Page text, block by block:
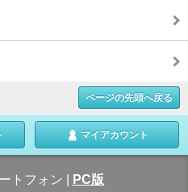
ページの先頭へ戻る
マイアカウント
トフォン PC版